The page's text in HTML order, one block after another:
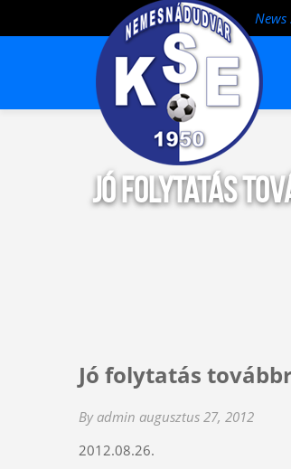
News
Jó folytatás
Jó folytatás
By admin augusztus 27, 2012
2012.08.26.